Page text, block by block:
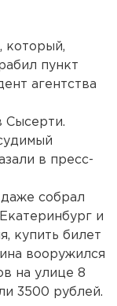
который,
пункт
агентства
Сысерти.
в пресс-
собрал
и
купить билет
вооружился
на улице 8
3500 рублей.